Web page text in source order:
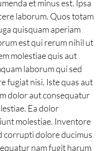
et minus est. Ipsa
laborum. Quos totam
quisquam aperiam
est qui rerum nihil ut
molestiae quis aut
laborum qui sed
fugiat nisi. Iste quas aut
dolor aut consequatur
Ea dolor
molestiae. Inventore
corrupti dolore ducimus
nam fugit harum